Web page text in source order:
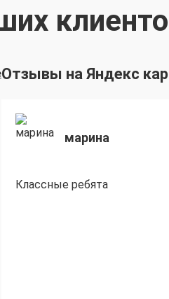
Отзывы на Яндекс
марина
Классные ребята